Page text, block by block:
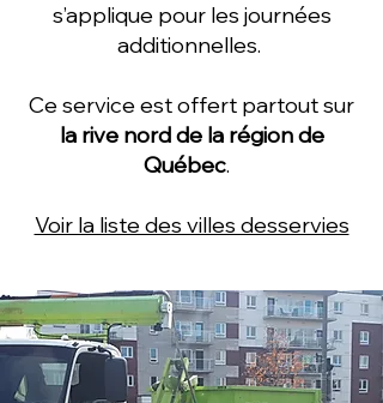
s’applique pour les journées
additionnelles.
Ce service est offert partout sur
la rive nord de la région de
Québec.
Voir la liste des villes desservies